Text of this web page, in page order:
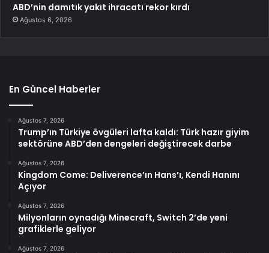
ABD’nin damıtık yakıt ihracatı rekor kırdı
Ağustos 6, 2026
En Güncel Haberler
Ağustos 7, 2026
Trump’ın Türkiye övgüleri lafta kaldı: Türk hazır giyim
sektörüne ABD’den dengeleri değiştirecek darbe
Ağustos 7, 2026
Kingdom Come: Deliverence’ın Hans’ı, Kendi Hanını
Açıyor
Ağustos 7, 2026
Milyonların oynadığı Minecraft, Switch 2’de yeni
grafiklerle geliyor
Ağustos 7, 2026